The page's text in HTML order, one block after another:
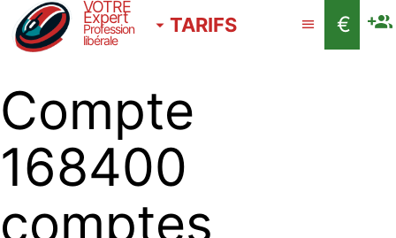
VOTRE
Expert
Profession
libérale
TARIFS €
Compte
168400
comptes